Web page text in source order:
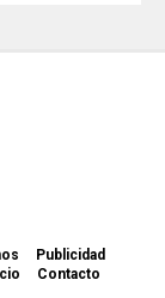
Publicidad
Contacto